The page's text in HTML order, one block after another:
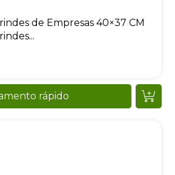
de Empresas 40×37 CM
rápido